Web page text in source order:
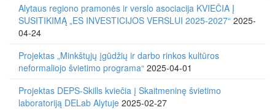
Alytaus regiono pramonės ir verslo asociacija KVIEČIA Į
SUSITIKIMĄ „ES INVESTICIJOS VERSLUI 2025-2027“ 2025-
04-24
Projektas „Minkštųjų įgūdžių ir darbo rinkos kultūros
neformaliojo švietimo programa“ 2025-04-01
Projektas DEPS-Skills kviečia į Skaitmeninę švietimo
laboratoriją DELab Alytuje 2025-02-27